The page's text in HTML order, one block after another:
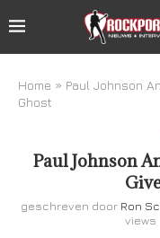
Home » Paul Johnson
Ghost
Paul Johnson
geschreven door Ron
views